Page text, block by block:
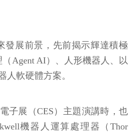
發展前景，先前揭示輝達積極
Agent AI）、人形機器人、以
人軟硬體方案。
子展（CES）主題演講時，也
機器人運算處理器（Thor